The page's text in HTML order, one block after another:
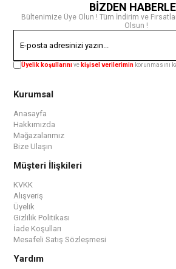
BİZDEN
Bültenimize Üye Olun ! Tüm İndirim ve
Olsun !
Üyelik koşullarınıve kişisel verilerimin korunmasını
Kurumsal
Anasayfa
Hakkımızda
Mağazalarımız
Bize Ulaşın
Müşteri İlişkileri
KVKK
Alışveriş
Üyelik
Gizlilik Politikası
İade Koşulları
Mesafeli Satış Sözleşmesi
Yardım